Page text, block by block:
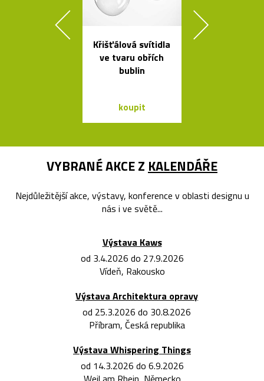
Křišťálová svítidla
ve tvaru obřích
bublin
koupit
VYBRANÉ AKCE Z KALENDÁŘE
Nejdůležitější akce, výstavy, konference v oblasti designu u
nás i ve světě...
Výstava Kaws
od 3.4.2026 do 27.9.2026
Vídeň, Rakousko
Výstava Architektura opravy
od 25.3.2026 do 30.8.2026
Příbram, Česká republika
Výstava Whispering Things
od 14.3.2026 do 6.9.2026